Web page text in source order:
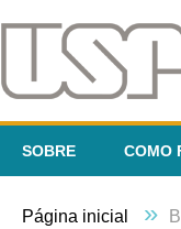
SOBRE COMO
Página inicial »